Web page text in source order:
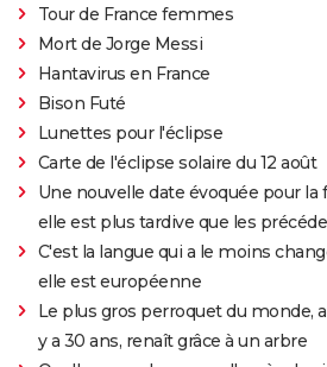
Tour de France femmes
Mort de Jorge Messi
Hantavirus en France
Bison Futé
Lunettes pour l'éclipse
Carte de l'éclipse solaire du 12 août
Une nouvelle date évoquée pour la
elle est plus tardive que les
C'est la langue qui a le moins
elle est européenne
Le plus gros perroquet du monde,
y a 30 ans, renaît grâce à un arbre